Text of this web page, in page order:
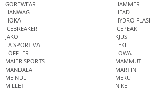
GOREWEAR
HAMMER
HANWAG
HEAD
HOKA
HYDRO
ICEBREAKER
ICEPEAK
JAKO
KJUS
LA SPORTIVA
LEKI
LÖFFLER
LOWA
MAIER SPORTS
MAMMUT
MANDALA
MARTINI
MEINDL
MERU
MILLET
NIKE